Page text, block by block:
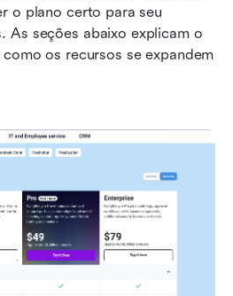
o plano certo para seu
As seções abaixo explicam o
os recursos se expandem